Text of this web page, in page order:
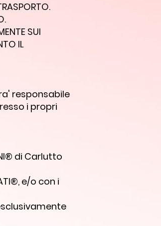
SUI
IL
responsabile
i propri
di Carlutto
e/o con i